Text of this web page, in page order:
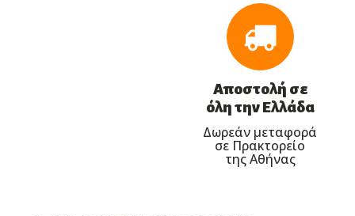
Αποστολή σε
όλη την Ελλάδα
Δωρεάν μεταφορά
σε Πρακτορείο
της Αθήνας